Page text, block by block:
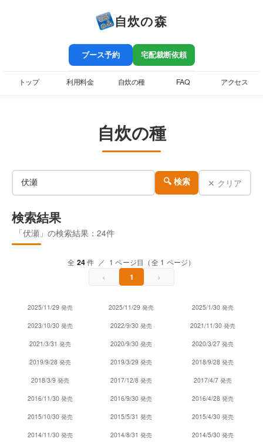
自炊の森
ブース予約 宅配裁断依頼
トップ 利用料金 自炊の種 FAQ アクセス
自炊の種
🔍 検索 ✕ クリア
検索結果
「伏瀬」の検索結果：24件
全 24件 ／ 1 ページ目（全 1 ページ）
‹ 1 ›
2025/11/29 発売 2025/11/29 発売 2025/1/30 発売
2023/10/30 発売 2022/9/30 発売 2021/11/30 発売
2021/3/31 発売 2020/9/30 発売 2020/3/27 発売
2019/9/28 発売 2019/3/29 発売 2018/9/28 発売
2018/3/9 発売 2017/12/8 発売 2017/4/7 発売
2016/11/30 発売 2016/9/30 発売 2016/4/28 発売
2015/10/30 発売 2015/5/31 発売 2015/4/30 発売
2014/11/30 発売 2014/8/31 発売 2014/5/30 発売